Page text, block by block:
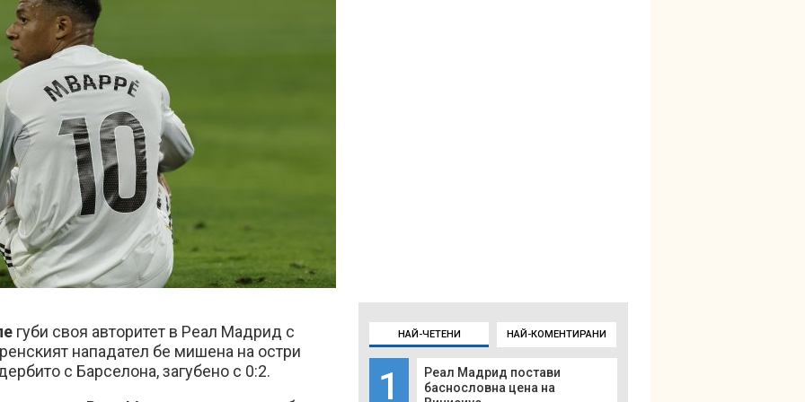
губи своя авторитет в Реал Мадрид с
нападател бе мишена на остри
с Барселона, загубено с 0:2.
НАЙ-ЧЕТЕНИ НАЙ-КОМЕНТИРАНИ
1
Реал Мадрид постави
баснословна цена на